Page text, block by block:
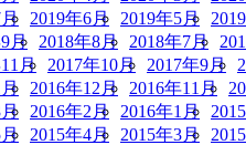
2019年6月 2019年5月
月 2018年8月 2018年7月
月 2017年10月 2017年9月
2016年12月 2016年11月
2016年2月 2016年1月
2015年4月 2015年3月